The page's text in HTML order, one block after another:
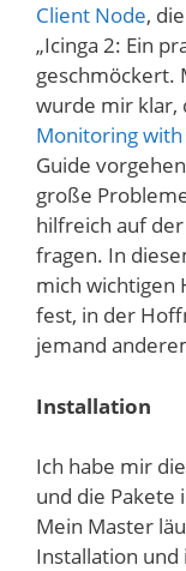
Client Node,
„Icinga 2: Ein
geschmöckert.
wurde mir klar,
Monitoring with
Guide
große
hilfreich auf
fragen. In
mich wichtigen
fest, in der
jemand
Installation
Ich habe mir die
und die Pakete
Mein Master
Installation und